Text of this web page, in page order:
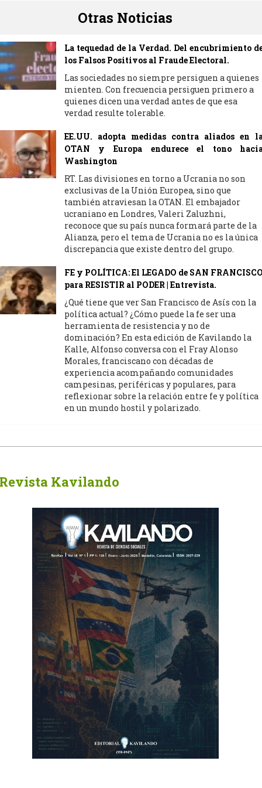
Otras Noticias
La tequedad de la Verdad. Del encubrimiento
los Falsos Positivos al Fraude Electoral.
Las sociedades no siempre persiguen a quienes
mienten. Con frecuencia persiguen primero a
quienes dicen una verdad antes de que esa
verdad resulte tolerable.
EE.UU. adopta medidas contra aliados en
OTAN y Europa endurece el tono
Washington
RT. Las divisiones en torno a Ucrania no son
exclusivas de la Unión Europea, sino que
también atraviesan la OTAN. El embajador
ucraniano en Londres, Valeri Zaluzhni,
reconoce que su país nunca formará parte de la
Alianza, pero el tema de Ucrania no es la única
discrepancia que existe dentro del grupo.
FE y POLÍTICA: El LEGADO de SAN
para RESISTIR al PODER | Entrevista.
¿Qué tiene que ver San Francisco de Asís con la
política actual? ¿Cómo puede la fe ser una
herramienta de resistencia y no de
dominación? En esta edición de Kavilando la
Kalle, Alfonso conversa con el Fray Alonso
Morales, franciscano con décadas de
experiencia acompañando comunidades
campesinas, periféricas y populares, para
reflexionar sobre la relación entre fe y política
en un mundo hostil y polarizado.
Kavilando